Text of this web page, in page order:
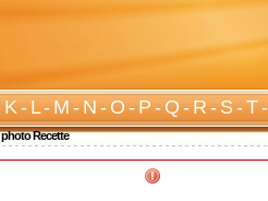
K-L-M-N-O-P-Q-R-S-T
Recette